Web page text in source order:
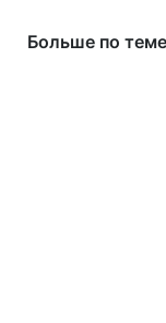
Больше по